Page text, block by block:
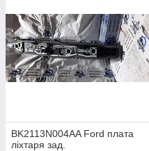
BK2113N004AA Ford плата
ліхтаря зад.